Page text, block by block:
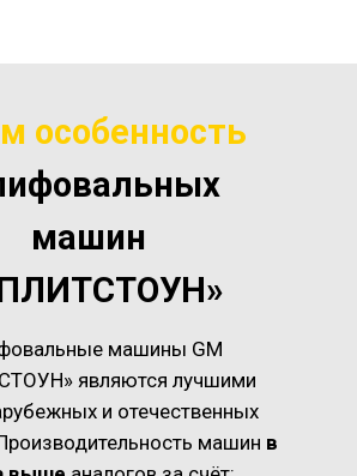
особенность
машин
машины GM
являются лучшими
и отечественных
машин в